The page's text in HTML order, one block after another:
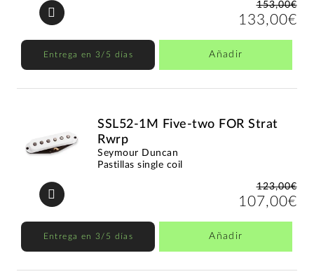
153,00€
133,00€
Entrega en 3/5 días Añadir
SSL52-1M Five-two FOR Strat
Rwrp
Seymour Duncan
Pastillas single coil
123,00€
107,00€
Entrega en 3/5 días Añadir